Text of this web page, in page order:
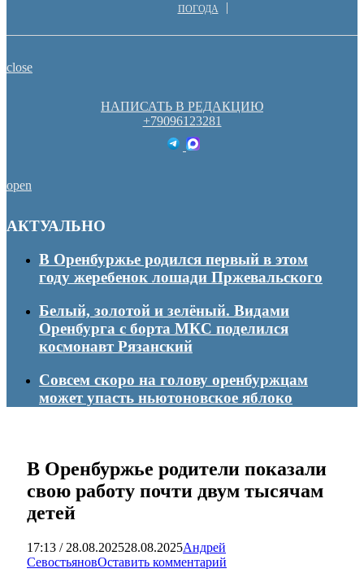
ПОГОДА
close
НАПИСАТЬ В РЕДАКЦИЮ
+79096123281
open
АКТУАЛЬНО
В Оренбуржье родился первый в этом
году жеребенок лошади Пржевальского
Белый, золотой и зелёный. Видами
Оренбурга с борта МКС поделился
космонавт Рязанский
Совсем скоро на голову оренбуржцам
может упасть ньютоновское яблоко
В Оренбуржье родители показали
свою работу почти двум тысячам
детей
17:13 / 28.08.202528.08.2025Андрей
СевостьяновОставить комментарий